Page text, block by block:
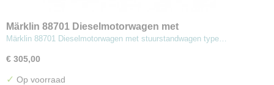
Märklin 88701 Dieselmotorwagen met
stuurstandwagen type 628.2/928.2 (Z)
Märklin 88701 Dieselmotorwagen met stuurstandwagen type…
€ 305,00
✓ Op voorraad